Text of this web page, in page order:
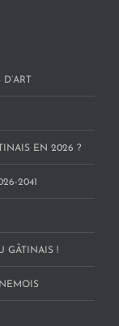
EN 2026 ?
2041
GÂTINAIS !